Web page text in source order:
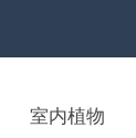
室内植物